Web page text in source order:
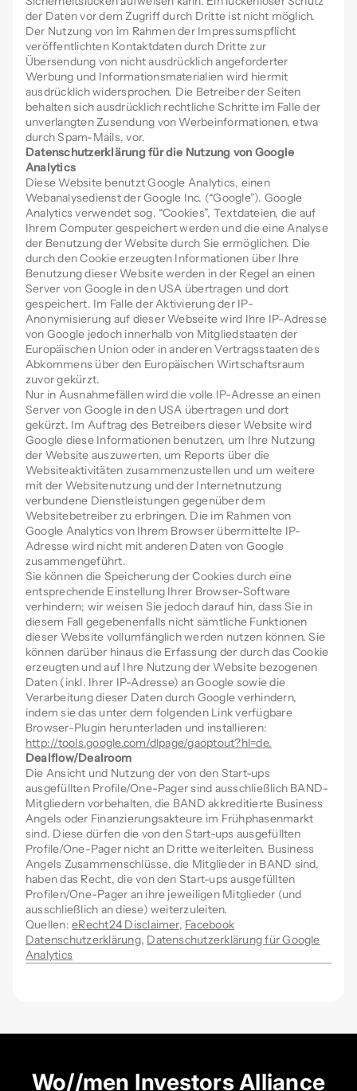
der Daten vor dem Zugriff durch Dritte ist nicht möglich.
Der Nutzung von im Rahmen der Impressumspflicht
veröffentlichten Kontaktdaten durch Dritte zur
Übersendung von nicht ausdrücklich angeforderter
Werbung und Informationsmaterialien wird hiermit
ausdrücklich widersprochen. Die Betreiber der Seiten
behalten sich ausdrücklich rechtliche Schritte im Falle der
unverlangten Zusendung von Werbeinformationen, etwa
durch Spam-Mails, vor.
Datenschutzerklärung für die Nutzung von Google
Analytics
Diese Website benutzt Google Analytics, einen
Webanalysedienst der Google Inc. (“Google”). Google
Analytics verwendet sog. “Cookies”, Textdateien, die auf
Ihrem Computer gespeichert werden und die eine Analyse
der Benutzung der Website durch Sie ermöglichen. Die
durch den Cookie erzeugten Informationen über Ihre
Benutzung dieser Website werden in der Regel an einen
Server von Google in den USA übertragen und dort
gespeichert. Im Falle der Aktivierung der IP-
Anonymisierung auf dieser Webseite wird Ihre IP-Adresse
von Google jedoch innerhalb von Mitgliedstaaten der
Europäischen Union oder in anderen Vertragsstaaten des
Abkommens über den Europäischen Wirtschaftsraum
zuvor gekürzt.
Nur in Ausnahmefällen wird die volle IP-Adresse an einen
Server von Google in den USA übertragen und dort
gekürzt. Im Auftrag des Betreibers dieser Website wird
Google diese Informationen benutzen, um Ihre Nutzung
der Website auszuwerten, um Reports über die
Websiteaktivitäten zusammenzustellen und um weitere
mit der Websitenutzung und der Internetnutzung
verbundene Dienstleistungen gegenüber dem
Websitebetreiber zu erbringen. Die im Rahmen von
Google Analytics von Ihrem Browser übermittelte IP-
Adresse wird nicht mit anderen Daten von Google
zusammengeführt.
Sie können die Speicherung der Cookies durch eine
entsprechende Einstellung Ihrer Browser-Software
verhindern; wir weisen Sie jedoch darauf hin, dass Sie in
diesem Fall gegebenenfalls nicht sämtliche Funktionen
dieser Website vollumfänglich werden nutzen können. Sie
können darüber hinaus die Erfassung der durch das Cookie
erzeugten und auf Ihre Nutzung der Website bezogenen
Daten (inkl. Ihrer IP-Adresse) an Google sowie die
Verarbeitung dieser Daten durch Google verhindern,
indem sie das unter dem folgenden Link verfügbare
Browser-Plugin herunterladen und installieren:
http://tools.google.com/dlpage/gaoptout?hl=de.
Dealflow/Dealroom
Die Ansicht und Nutzung der von den Start-ups
ausgefüllten Profile/One-Pager sind ausschließlich BAND-
Mitgliedern vorbehalten, die BAND akkreditierte Business
Angels oder Finanzierungsakteure im Frühphasenmarkt
sind. Diese dürfen die von den Start-ups ausgefüllten
Profile/One-Pager nicht an Dritte weiterleiten. Business
Angels Zusammenschlüsse, die Mitglieder in BAND sind,
haben das Recht, die von den Start-ups ausgefüllten
Profilen/One-Pager an ihre jeweiligen Mitglieder (und
ausschließlich an diese) weiterzuleiten.
Quellen:eRecht24 Disclaimer, Facebook
Datenschutzerklärung, Datenschutzerklärung für Google
Analytics
Wo//men Investors Alliance